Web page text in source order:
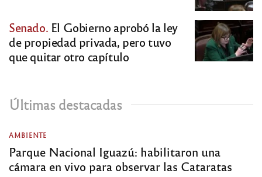
Senado. El Gobierno aprobó la ley
de propiedad privada, pero tuvo
que quitar otro capítulo
Últimas destacadas
AMBIENTE
Parque Nacional Iguazú: habilitaron una
cámara en vivo para observar las Cataratas